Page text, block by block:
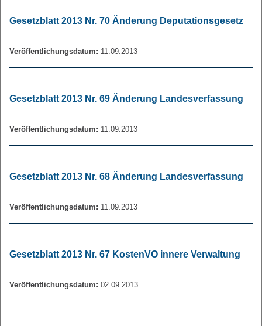
Gesetzblatt 2013 Nr. 70 Änderung Deputationsgesetz
Veröffentlichungsdatum: 11.09.2013
Gesetzblatt 2013 Nr. 69 Änderung Landesverfassung
Veröffentlichungsdatum: 11.09.2013
Gesetzblatt 2013 Nr. 68 Änderung Landesverfassung
Veröffentlichungsdatum: 11.09.2013
Gesetzblatt 2013 Nr. 67 KostenVO innere Verwaltung
Veröffentlichungsdatum: 02.09.2013